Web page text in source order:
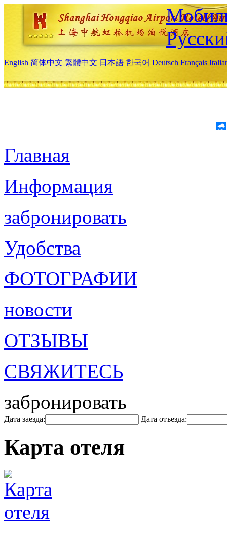
English 简体中文 繁體中文 日本語 한국어 Deutsch Français
Главная
Информация
забронировать
Удобства
ФОТОГРАФИИ
новости
ОТЗЫВЫ
СВЯЖИТЕСЬ
забронировать
Дата заезда: Дата отъезда:
Карта отеля